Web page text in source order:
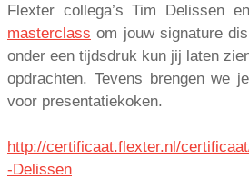
Flexter collega’s Tim Delissen
masterclass om jouw signature
onder een tijdsdruk kun jij laten
opdrachten. Tevens brengen we
voor presentatiekoken.
http://certificaat.flexter.nl/
-Delissen